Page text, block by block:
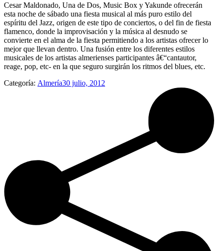
Cesar Maldonado, Una de Dos, Music Box y Yakunde ofrecerán
esta noche de sábado una fiesta musical al más puro estilo del
espíritu del Jazz, origen de este tipo de conciertos, o del fin de fiesta
flamenco, donde la improvisación y la música al desnudo se
convierte en el alma de la fiesta permitiendo a los artistas ofrecer lo
mejor que llevan dentro. Una fusión entre los diferentes estilos
musicales de los artistas almerienses participantes â€“cantautor,
reage, pop, etc- en la que seguro surgirán los ritmos del blues, etc.
Categoría: Almería30 julio, 2012